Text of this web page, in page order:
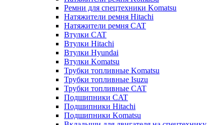
Ремни для спецтехники Komatsu
Натяжители ремня Hitachi
Натяжители ремня CAT
Втулки CAT
Втулки Hitachi
Втулки Hyundai
Втулки Komatsu
Трубки топливные Komatsu
Трубки топливные Isuzu
Трубки топливные CAT
Подшипники CAT
Подшипники Hitachi
Подшипники Komatsu